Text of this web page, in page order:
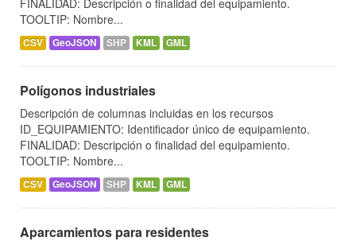
FINALIDAD: Descripción o finalidad del equipamiento.
TOOLTIP: Nombre...
CSV GeoJSON SHP KML GML
Polígonos industriales
Descripción de columnas incluidas en los recursos
ID_EQUIPAMIENTO: Identificador único de equipamiento.
FINALIDAD: Descripción o finalidad del equipamiento.
TOOLTIP: Nombre...
CSV GeoJSON SHP KML GML
Aparcamientos para residentes